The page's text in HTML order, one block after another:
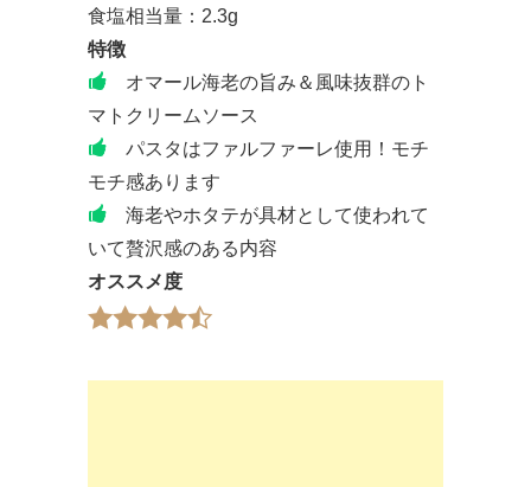
食塩相当量：2.3g
特徴
オマール海老の旨み＆風味抜群のト
マトクリームソース
パスタはファルファーレ使用！モチ
モチ感あります
海老やホタテが具材として使われて
いて贅沢感のある内容
オススメ度